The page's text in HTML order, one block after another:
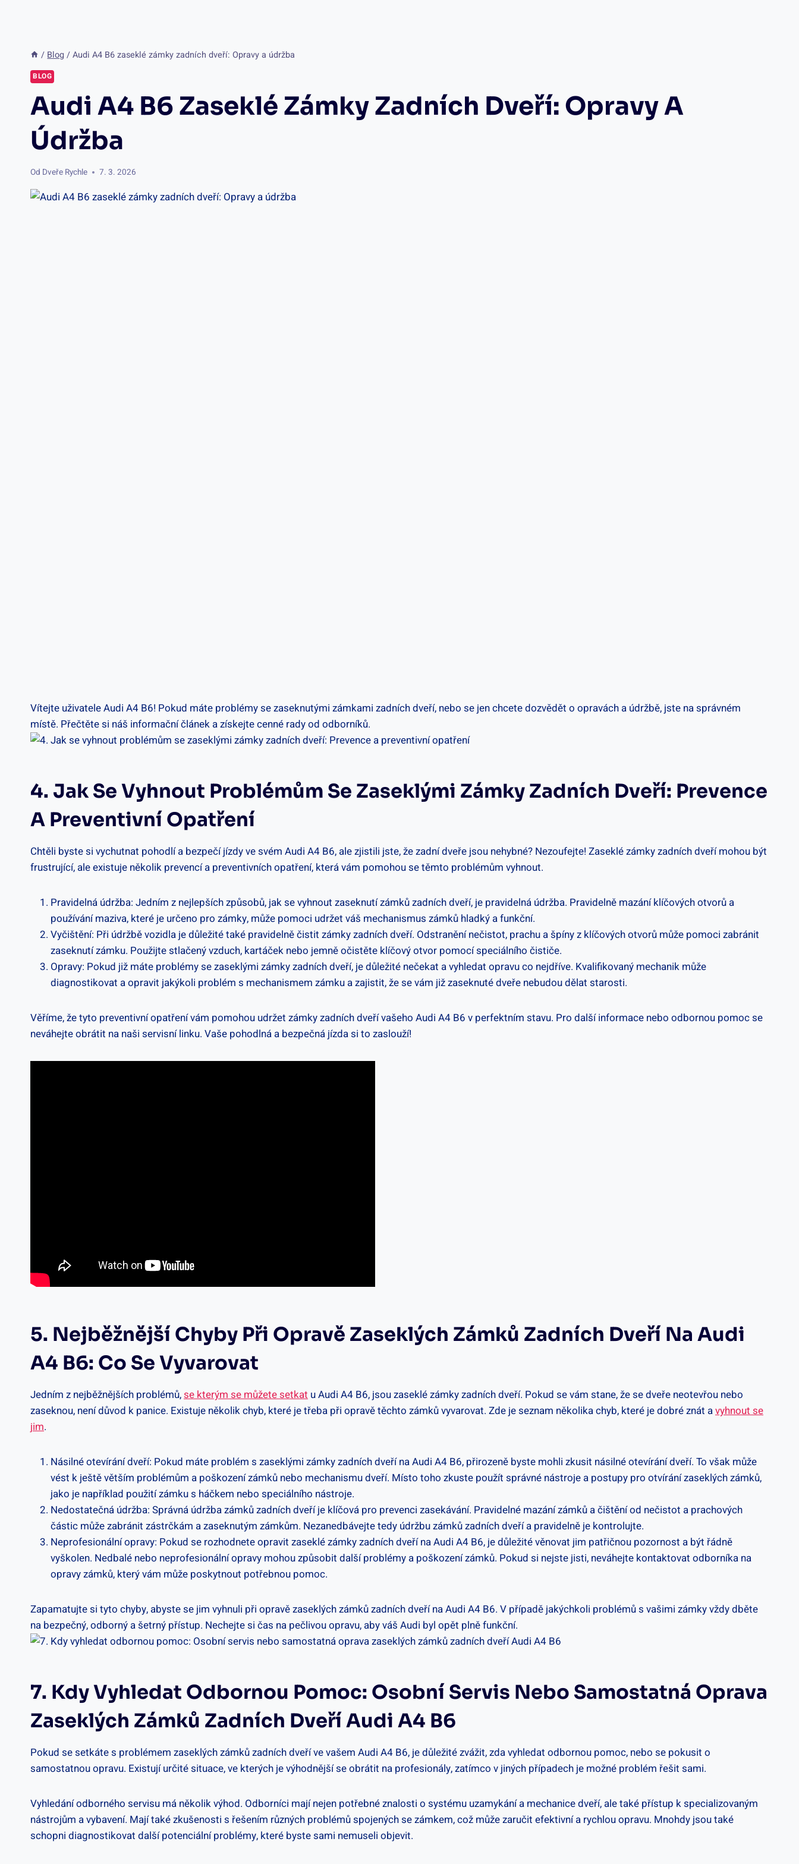
/ Blog / Audi A4 B6 zaseklé zámky zadních dveří: Opravy a údržba
BLOG
Audi A4 B6 Zaseklé Zámky Zadních Dveří: Opravy A
Údržba
Od Dveře Rychle 7. 3. 2026
Vítejte uživatele Audi A4 B6! Pokud máte problémy se zaseknutými zámkami zadních dveří, nebo se jen chcete dozvědět o opravách a údržbě, jste na správném
místě. Přečtěte si náš informační článek a získejte cenné rady od odborníků.
4. Jak Se Vyhnout Problémům Se Zaseklými Zámky Zadních Dveří: Prevence
A Preventivní Opatření
Chtěli byste si vychutnat pohodlí a bezpečí jízdy ve svém Audi A4 B6, ale zjistili jste, že zadní dveře jsou nehybné? Nezoufejte! Zaseklé zámky zadních dveří mohou být
frustrující, ale existuje několik prevencí a preventivních opatření, která vám pomohou se těmto problémům vyhnout.
Pravidelná údržba: Jedním z nejlepších způsobů, jak se vyhnout zaseknutí zámků zadních dveří, je pravidelná údržba. Pravidelně mazání klíčových otvorů a
používání maziva, které je určeno pro zámky, může pomoci udržet váš mechanismus zámků hladký a funkční.
Vyčištění: Při údržbě vozidla je důležité také pravidelně čistit zámky zadních dveří. Odstranění nečistot, prachu a špíny z klíčových otvorů může pomoci zabránit
zaseknutí zámku. Použijte stlačený vzduch, kartáček nebo jemně očistěte klíčový otvor pomocí speciálního čističe.
Opravy: Pokud již máte problémy se zaseklými zámky zadních dveří, je důležité nečekat a vyhledat opravu co nejdříve. Kvalifikovaný mechanik může
diagnostikovat a opravit jakýkoli problém s mechanismem zámku a zajistit, že se vám již zaseknuté dveře nebudou dělat starosti.
Věříme, že tyto preventivní opatření vám pomohou udržet zámky zadních dveří vašeho Audi A4 B6 v perfektním stavu. Pro další informace nebo odbornou pomoc se
neváhejte obrátit na naši servisní linku. Vaše pohodlná a bezpečná jízda si to zaslouží!
5. Nejběžnější Chyby Při Opravě Zaseklých Zámků Zadních Dveří Na Audi
A4 B6: Co Se Vyvarovat
Jedním z nejběžnějších problémů,se kterým se můžete setkat u Audi A4 B6, jsou zaseklé zámky zadních dveří. Pokud se vám stane, že se dveře neotevřou nebo
zaseknou, není důvod k panice. Existuje několik chyb, které je třeba při opravě těchto zámků vyvarovat. Zde je seznam několika chyb, které je dobré znát avyhnout se
jim.
Násilné otevírání dveří: Pokud máte problém s zaseklými zámky zadních dveří na Audi A4 B6, přirozeně byste mohli zkusit násilné otevírání dveří. To však může
vést k ještě větším problémům a poškození zámků nebo mechanismu dveří. Místo toho zkuste použít správné nástroje a postupy pro otvírání zaseklých zámků,
jako je například použití zámku s háčkem nebo speciálního nástroje.
Nedostatečná údržba: Správná údržba zámků zadních dveří je klíčová pro prevenci zasekávání. Pravidelné mazání zámků a čištění od nečistot a prachových
částic může zabránit zástrčkám a zaseknutým zámkům. Nezanedbávejte tedy údržbu zámků zadních dveří a pravidelně je kontrolujte.
Neprofesionální opravy: Pokud se rozhodnete opravit zaseklé zámky zadních dveří na Audi A4 B6, je důležité věnovat jim patřičnou pozornost a být řádně
vyškolen. Nedbalé nebo neprofesionální opravy mohou způsobit další problémy a poškození zámků. Pokud si nejste jisti, neváhejte kontaktovat odborníka na
opravy zámků, který vám může poskytnout potřebnou pomoc.
Zapamatujte si tyto chyby, abyste se jim vyhnuli při opravě zaseklých zámků zadních dveří na Audi A4 B6. V případě jakýchkoli problémů s vašimi zámky vždy dběte
na bezpečný, odborný a šetrný přístup. Nechejte si čas na pečlivou opravu, aby váš Audi byl opět plně funkční.
7. Kdy Vyhledat Odbornou Pomoc: Osobní Servis Nebo Samostatná Oprava
Zaseklých Zámků Zadních Dveří Audi A4 B6
Pokud se setkáte s problémem zaseklých zámků zadních dveří ve vašem Audi A4 B6, je důležité zvážit, zda vyhledat odbornou pomoc, nebo se pokusit o
samostatnou opravu. Existují určité situace, ve kterých je výhodnější se obrátit na profesionály, zatímco v jiných případech je možné problém řešit sami.
Vyhledání odborného servisu má několik výhod. Odborníci mají nejen potřebné znalosti o systému uzamykání a mechanice dveří, ale také přístup k specializovaným
nástrojům a vybavení. Mají také zkušenosti s řešením různých problémů spojených se zámkem, což může zaručit efektivní a rychlou opravu. Mnohdy jsou také
schopni diagnostikovat další potenciální problémy, které byste sami nemuseli objevit.